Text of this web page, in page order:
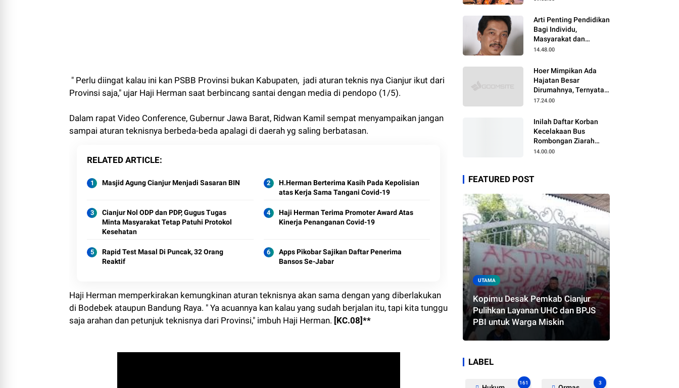
" Perlu diingat kalau ini kan PSBB Provinsi bukan Kabupaten, jadi aturan teknis nya Cianjur ikut dari
Provinsi saja," ujar Haji Herman saat berbincang santai dengan media di pendopo (1/5).
Dalam rapat Video Conference, Gubernur Jawa Barat, Ridwan Kamil sempat menyampaikan jangan
sampai aturan teknisnya berbeda-beda apalagi di daerah yg saling berbatasan.
RELATED ARTICLE
Masjid Agung Cianjur Menjadi Sasaran BIN
H.Herman Berterima Kasih Pada Kepolisian
atas Kerja Sama Tangani Covid-19
Cianjur Nol ODP dan PDP, Gugus Tugas
Minta Masyarakat Tetap Patuhi Protokol
Kesehatan
Haji Herman Terima Promoter Award Atas
Kinerja Penanganan Covid-19
Rapid Test Masal Di Puncak, 32 Orang
Reaktif
Apps Pikobar Sajikan Daftar Penerima
Bansos Se-Jabar
Haji Herman memperkirakan kemungkinan aturan teknisnya akan sama dengan yang diberlakukan
di Bodebek ataupun Bandung Raya. " Ya acuannya kan kalau yang sudah berjalan itu, tapi kita tunggu
saja arahan dan petunjuk teknisnya dari Provinsi," imbuh Haji Herman. [KC.08]**
Arti Penting Pendidikan
Bagi Individu,
Masyarakat dan
Negara
14.48.00
Hoer Mimpikan Ada
Hajatan Besar
Dirumahnya, Ternyata
Anaknya Pulang Dalam
17.24.00
Inilah Daftar Korban
Kecelakaan Bus
Rombongan Ziarah
Walisongo Pesantren
14.00.00
FEATURED POST
UTAMA
Kopimu Desak Pemkab Cianjur
Pulihkan Layanan UHC dan BPJS
PBI untuk Warga Miskin
LABEL
161 3